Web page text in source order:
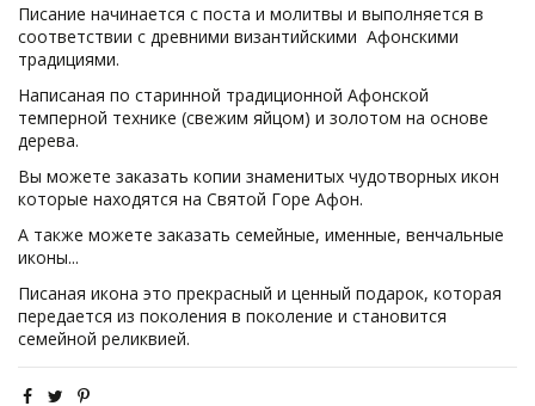
Писание начинается с поста и молитвы и выполняется в
соответствии с древними византийскими Афонскими
традициями.
Написаная по старинной традиционной Афонской
темперной технике (свежим яйцом) и золотом на основе
дерева.
Вы можете заказать копии знаменитых чудотворных икон
которые находятся на Святой Горе Афон.
А также можете заказать семейные, именные, венчальные
иконы...
Писаная икона это прекрасный и ценный подарок, которая
передается из поколения в поколение и становится
семейной реликвией.